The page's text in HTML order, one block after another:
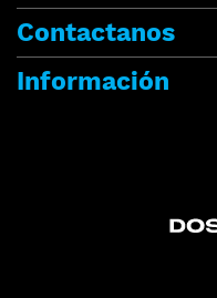
Contactanos
Información